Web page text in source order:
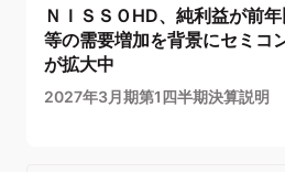
ＮＩＳＳＯHD、純利益が前
等の需要増加を背景にセミコ
が拡大中
2027年3月期第1四半期決算説明